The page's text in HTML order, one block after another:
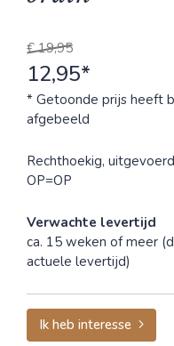
€ 19,95
12,95*
* Getoonde prijs heeft
afgebeeld
Rechthoekig,
OP=OP
Verwachte levertijd
ca. 15 weken of meer
actuele levertijd)
Ik heb interesse